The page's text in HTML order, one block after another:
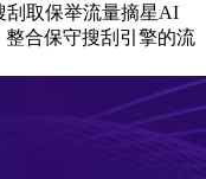
刮取保举流量摘星AI
整合保守搜刮引擎的流